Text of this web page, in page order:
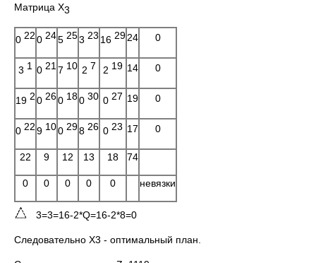
Матрица X3
0 220 245 253 23 16 2924 0
3 1 0 217 10 2 7 2 19 14 0
19 20 260 180 30 0 27 19 0
0 229 100 298 26 0 23 17 0
22 9 12 13 18 74
0 0 0 0 0 невязки
3=3=16-2*Q=16-2*8=0
Следовательно X3 - оптимальный план.